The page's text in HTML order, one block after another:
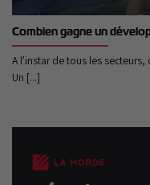
Combien gagne un
A l'instar de tous les
Un [...]